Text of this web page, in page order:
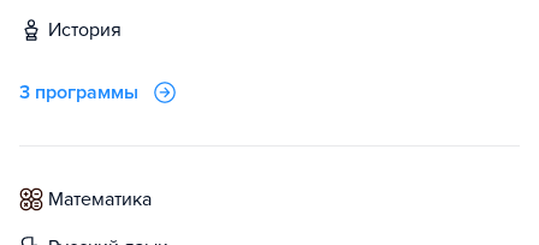
история
3 программы
математика